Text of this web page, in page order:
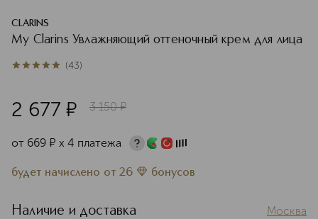
CLARINS
My Clarins Увлажняющий оттеночный крем для лица
4.9из 543 (43)
2 677 ¤ 3 150 ¤
от 669 ¤ х 4 платежа
будет начислено от 26 бонусов
Наличие и доставка Москва